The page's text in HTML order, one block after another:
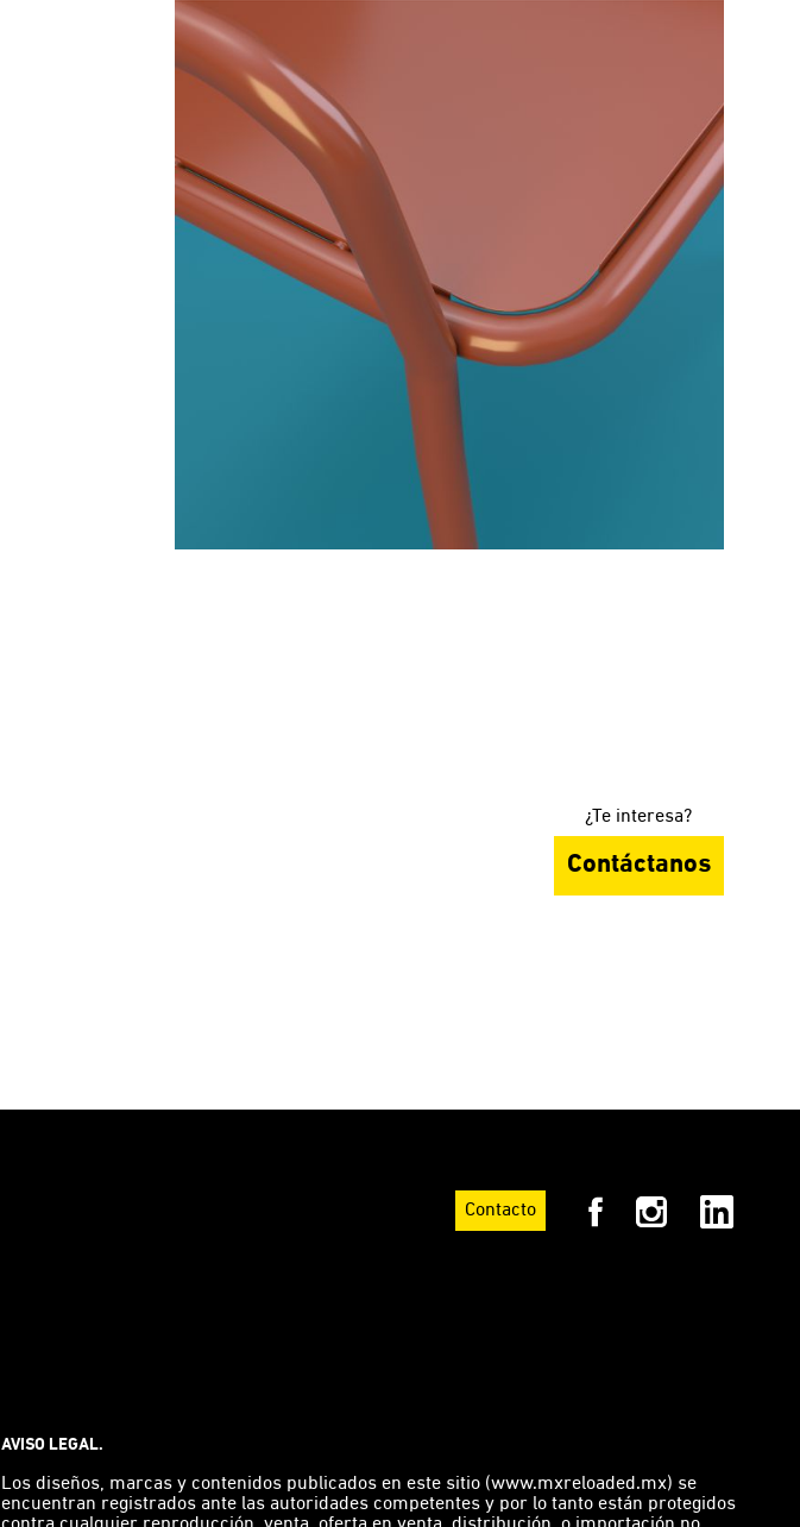
¿Te interesa?
Contáctanos
Contacto
AVISO LEGAL.
Los diseños, marcas y contenidos publicados en este sitio (www.mxreloaded.mx) se
encuentran registrados ante las autoridades competentes y por lo tanto están protegidos